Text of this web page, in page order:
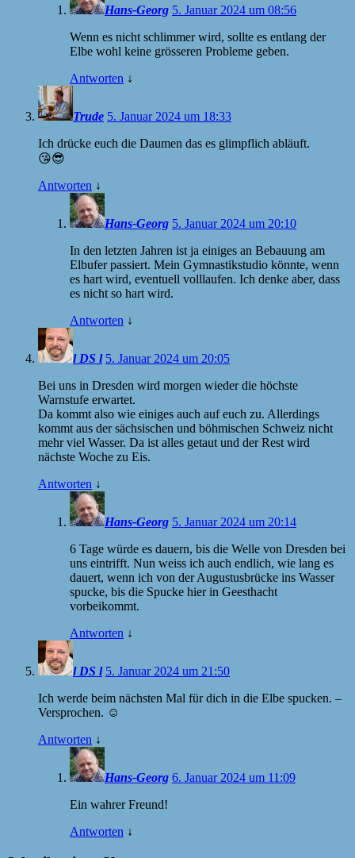
Hans-Georg 5. Januar 2024 um 08:56
Wenn es nicht schlimmer wird, sollte es entlang der
Elbe wohl keine grösseren Probleme geben.
Antworten ↓
Trude 5. Januar 2024 um 18:33
Ich drücke euch die Daumen das es glimpflich abläuft.
😘😎
Antworten ↓
Hans-Georg 5. Januar 2024 um 20:10
In den letzten Jahren ist ja einiges an Bebauung am
Elbufer passiert. Mein Gymnastikstudio könnte, wenn
es hart wird, eventuell volllaufen. Ich denke aber, dass
es nicht so hart wird.
Antworten ↓
l DS l 5. Januar 2024 um 20:05
Bei uns in Dresden wird morgen wieder die höchste
Warnstufe erwartet.
Da kommt also wie einiges auch auf euch zu. Allerdings
kommt aus der sächsischen und böhmischen Schweiz nicht
mehr viel Wasser. Da ist alles getaut und der Rest wird
nächste Woche zu Eis.
Antworten ↓
Hans-Georg 5. Januar 2024 um 20:14
6 Tage würde es dauern, bis die Welle von Dresden bei
uns eintrifft. Nun weiss ich auch endlich, wie lang es
dauert, wenn ich von der Augustusbrücke ins Wasser
spucke, bis die Spucke hier in Geesthacht
vorbeikommt.
Antworten ↓
l DS l 5. Januar 2024 um 21:50
Ich werde beim nächsten Mal für dich in die Elbe spucken. –
Versprochen. ☺️
Antworten ↓
Hans-Georg 6. Januar 2024 um 11:09
Ein wahrer Freund!
Antworten ↓